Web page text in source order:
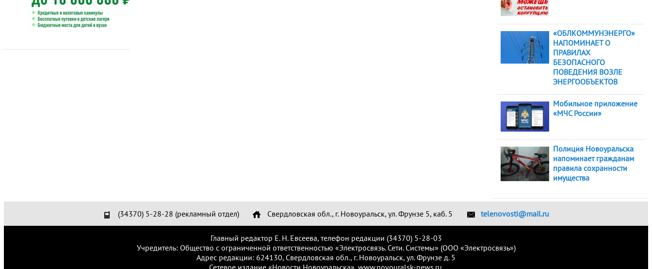
«ОБЛКОММУНЭНЕРГО»
НАПОМИНАЕТ О
ПРАВИЛАХ
БЕЗОПАСНОГО
ПОВЕДЕНИЯ ВОЗЛЕ
ЭНЕРГООБЪЕКТОВ
Мобильное приложение
«МЧС России»
Полиция Новоуральска
напоминает гражданам
правила сохранности
имущества
(34370) 5-28-28 (рекламный отдел) Свердловская обл., г. Новоуральск, ул. Фрунзе 5, каб. 5 telenovosti@mail.ru
Главный редактор Е. Н. Евсеева, телефон редакции (34370) 5-28-03
Учредитель: Общество с ограниченной ответственностью «Электросвязь. Сети. Системы» (ООО «Электросвязь»)
Адрес редакции: 624130, Свердловская обл., г. Новоуральск, ул. Фрунзе д. 5